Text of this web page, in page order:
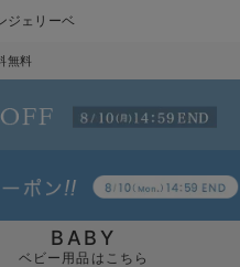
ジェリーベ
無料
BABY
ベビー用品はこちら